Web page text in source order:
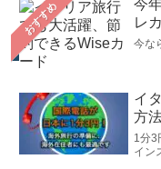
おすすめ
今
レ
今な
イ
方
1分3
イン